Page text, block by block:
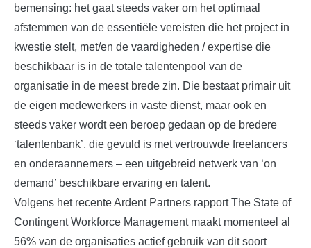
bemensing: het gaat steeds vaker om het optimaal
afstemmen van de essentiële vereisten die het project in
kwestie stelt, met/en de vaardigheden / expertise die
beschikbaar is in de totale talentenpool van de
organisatie in de meest brede zin. Die bestaat primair uit
de eigen medewerkers in vaste dienst, maar ook en
steeds vaker wordt een beroep gedaan op de bredere
‘talentenbank’, die gevuld is met vertrouwde freelancers
en onderaannemers – een uitgebreid netwerk van ‘on
demand’ beschikbare ervaring en talent.
Volgens het recente Ardent Partners rapport The State of
Contingent Workforce Management maakt momenteel al
56% van de organisaties actief gebruik van dit soort